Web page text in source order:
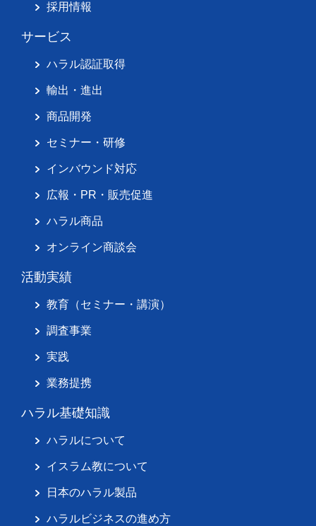
採用情報
サービス
ハラル認証取得
輸出・進出
商品開発
セミナー・研修
インバウンド対応
広報・PR・販売促進
ハラル商品
オンライン商談会
活動実績
教育（セミナー・講演）
調査事業
実践
業務提携
ハラル基礎知識
ハラルについて
イスラム教について
日本のハラル製品
ハラルビジネスの進め方